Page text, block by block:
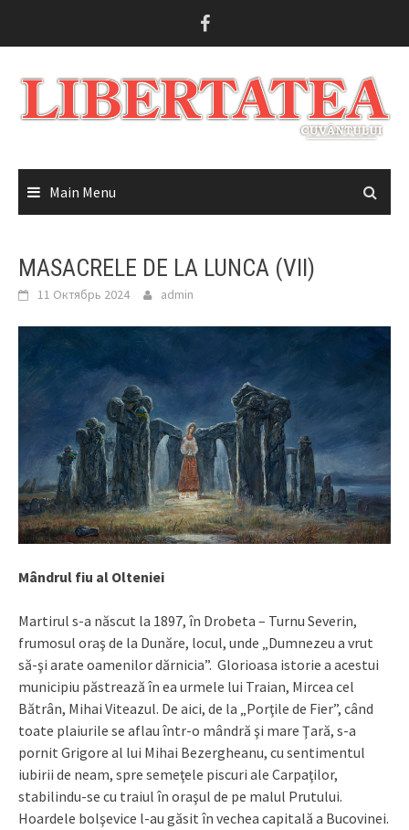
Main Menu
MASACRELE DE LA LUNCA (VII)
11 Октябрь 2024 admin
Mândrul fiu al Olteniei
Martirul s-a născut la 1897, în Drobeta – Turnu Severin,
frumosul oraş de la Dunăre, locul, unde „Dumnezeu a vrut
să-şi arate oamenilor dărnicia”. Glorioasa istorie a acestui
municipiu păstrează în ea urmele lui Traian, Mircea cel
Bătrân, Mihai Viteazul. De aici, de la „Porţile de Fier”, când
toate plaiurile se aflau într-o mândră şi mare Ţară, s-a
pornit Grigore al lui Mihai Bezergheanu, cu sentimentul
iubirii de neam, spre semeţele piscuri ale Carpaţilor,
stabilindu-se cu traiul în oraşul de pe malul Prutului.
Hoardele bolşevice l-au găsit în vechea capitală a Bucovinei.